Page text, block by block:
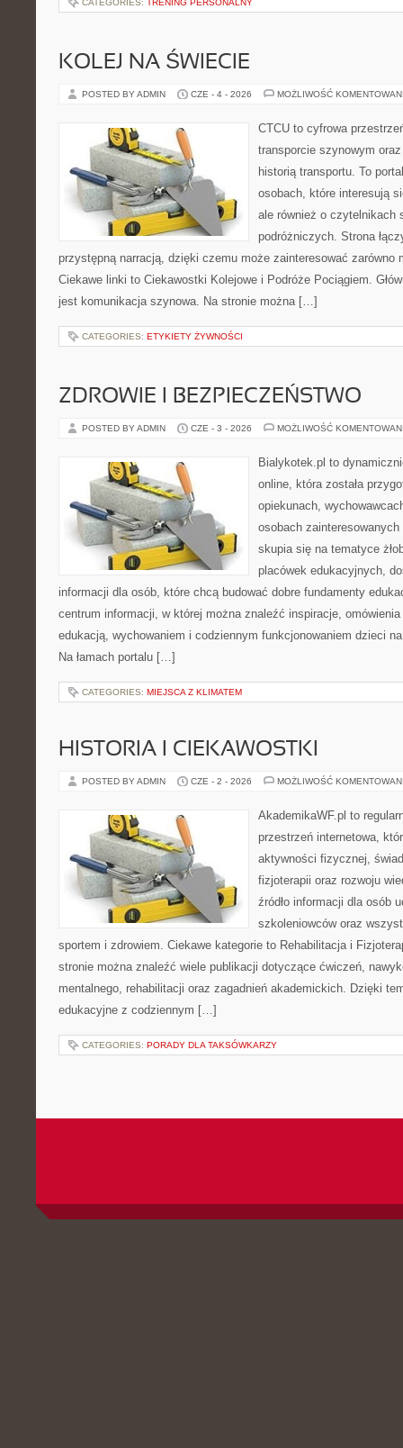
CATEGORIES: TRENING PERSONALNY
KOLEJ NA ŚWIECIE
POSTED BY ADMIN CZE - 4 - 2026 MOŻLIWOŚĆ
CTCU to cyfrowa
transporcie szynowym
historią transportu. To
osobach, które interesują
ale również o czytelnikach
podróżniczych. Strona
przystępną narracją, dzięki czemu może zainteresować zarówno
Ciekawe linki to Ciekawostki Kolejowe i Podróże Pociągiem.
jest komunikacja szynowa. Na stronie można […]
CATEGORIES: ETYKIETY ŻYWNOŚCI
ZDROWIE I BEZPIECZEŃSTWO
POSTED BY ADMIN CZE - 3 - 2026 MOŻLIWOŚĆ
Bialykotek.pl to
online, która została
opiekunach,
osobach
skupia się na tematyce
placówek edukacyjnych,
informacji dla osób, które chcą budować dobre fundamenty
centrum informacji, w której można znaleźć inspiracje,
edukacją, wychowaniem i codziennym funkcjonowaniem dzieci
Na łamach portalu […]
CATEGORIES: MIEJSCA Z KLIMATEM
HISTORIA I CIEKAWOSTKI
POSTED BY ADMIN CZE - 2 - 2026 MOŻLIWOŚĆ
AkademikaWF.pl to
przestrzeń internetowa,
aktywności fizycznej,
fizjoterapii oraz rozwoju
źródło informacji dla osób
szkoleniowców oraz
sportem i zdrowiem. Ciekawe kategorie to Rehabilitacja i
stronie można znaleźć wiele publikacji dotyczące ćwiczeń,
mentalnego, rehabilitacji oraz zagadnień akademickich. Dzięki
edukacyjne z codziennym […]
CATEGORIES: PORADY DLA TAKSÓWKARZY